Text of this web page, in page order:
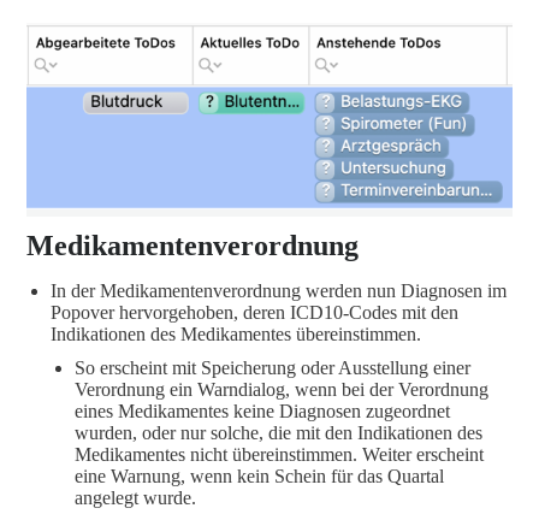
Medikamentenverordnung
In der Medikamentenverordnung werden nun Diagnosen im
Popover hervorgehoben, deren ICD10-Codes mit den
Indikationen des Medikamentes übereinstimmen.
So erscheint mit Speicherung oder Ausstellung einer
Verordnung ein Warndialog, wenn bei der Verordnung
eines Medikamentes keine Diagnosen zugeordnet
wurden, oder nur solche, die mit den Indikationen des
Medikamentes nicht übereinstimmen. Weiter erscheint
eine Warnung, wenn kein Schein für das Quartal
angelegt wurde.